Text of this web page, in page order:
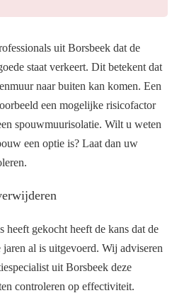
uit Borsbeek dat de
staat verkeert. Dit betekent dat
naar buiten kan komen. Een
een mogelijke risicofactor
spouwmuurisolatie. Wilt u weten
een optie is? Laat dan uw
heeft gekocht heeft de kans dat de
al is uitgevoerd. Wij adviseren
uit Borsbeek deze
controleren op effectiviteit.